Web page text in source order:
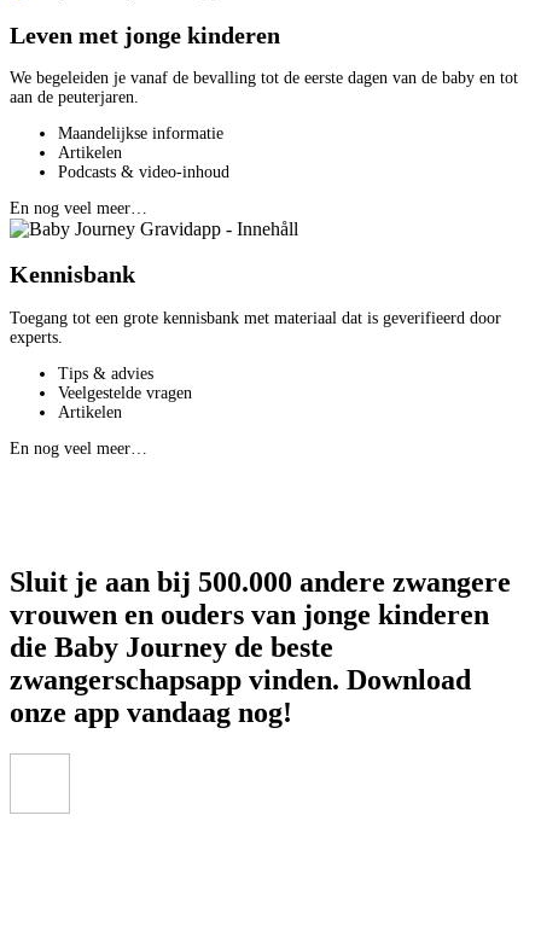
Leven met jonge kinderen
We begeleiden je vanaf de bevalling tot de eerste dagen van de baby en tot
aan de peuterjaren.
Maandelijkse informatie
Artikelen
Podcasts & video-inhoud
En nog veel meer…
Kennisbank
Toegang tot een grote kennisbank met materiaal dat is geverifieerd door
experts.
Tips & advies
Veelgestelde vragen
Artikelen
En nog veel meer…
Sluit je aan bij 500.000 andere zwangere
vrouwen en ouders van jonge kinderen
die Baby Journey de beste
zwangerschapsapp vinden. Download
onze app vandaag nog!